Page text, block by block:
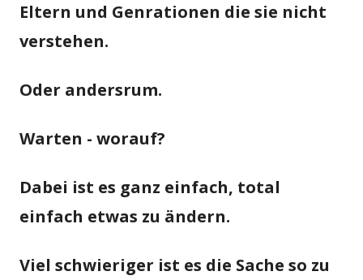
Eltern und Genrationen die sie nicht
verstehen.
Oder andersrum.
Warten - worauf?
Dabei ist es ganz einfach, total
einfach etwas zu ändern.
Viel schwieriger ist es die Sache so zu